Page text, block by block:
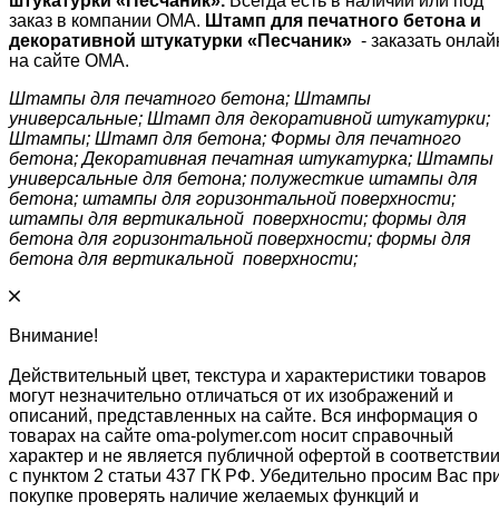
заказ в компании ОМА. Штамп для печатного бетона и
декоративной штукатурки «Песчаник» - заказать
на сайте ОМА.
Штампы для печатного бетона; Штампы
универсальные; Штамп для декоративной штукатурки;
Штампы; Штамп для бетона; Формы для печатного
бетона; Декоративная печатная штукатурка; Штампы
универсальные для бетона; полужесткие штампы для
бетона; штампы для горизонтальной поверхности;
штампы для вертикальной поверхности; формы для
бетона для горизонтальной поверхности; формы для
бетона для вертикальной поверхности;
Внимание!
Действительный цвет, текстура и характеристики товаров
могут незначительно отличаться от их изображений и
описаний, представленных на сайте. Вся информация о
товарах на сайте oma-polymer.com носит справочный
характер и не является публичной офертой в соответствии
с пунктом 2 статьи 437 ГК РФ. Убедительно просим Вас
покупке проверять наличие желаемых функций и